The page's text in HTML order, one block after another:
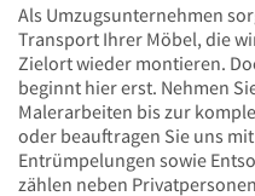
Als Umzugsunternehmen
Transport Ihrer Möbel, die
Zielort wieder montieren.
beginnt hier erst. Nehmen
Malerarbeiten bis zur
oder beauftragen Sie uns
Entrümpelungen sowie
zählen neben